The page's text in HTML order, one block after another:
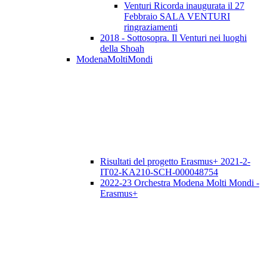
Venturi Ricorda inaugurata il 27
Febbraio SALA VENTURI
ringraziamenti
2018 - Sottosopra. Il Venturi nei luoghi
della Shoah
ModenaMoltiMondi
Risultati del progetto Erasmus+ 2021-2-
IT02-KA210-SCH-000048754
2022-23 Orchestra Modena Molti Mondi -
Erasmus+